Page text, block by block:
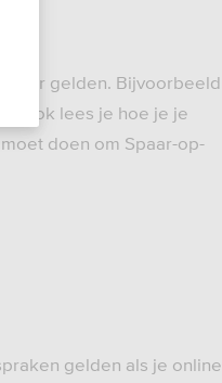
er gelden. Bijvoorbeeld
Ook lees je hoe je je
doen om Spaar-op-
gelden als je online